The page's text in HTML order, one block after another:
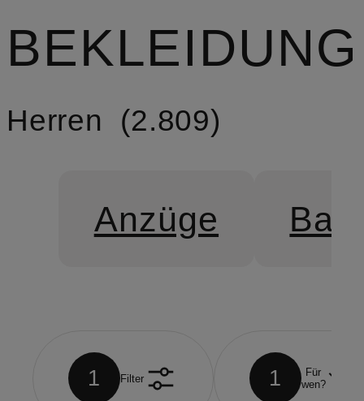
BEKLEIDUNG
Herren 2.809
Anzüge
1 Filter 1
Für
wen?